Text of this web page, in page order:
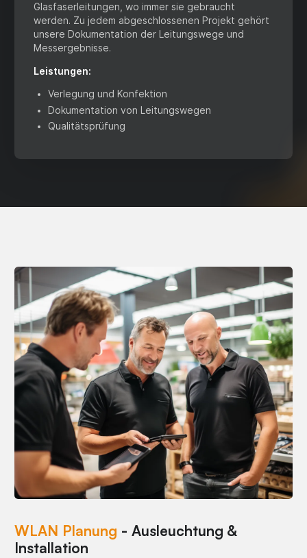
Glasfaserleitungen, wo immer sie gebraucht
werden. Zu jedem abgeschlossenen Projekt gehört
unsere Dokumentation der Leitungswege und
Messergebnisse.
Leistungen:
Verlegung und Konfektion
Dokumentation von Leitungswegen
Qualitätsprüfung
WLAN Planung - Ausleuchtung &
Installation